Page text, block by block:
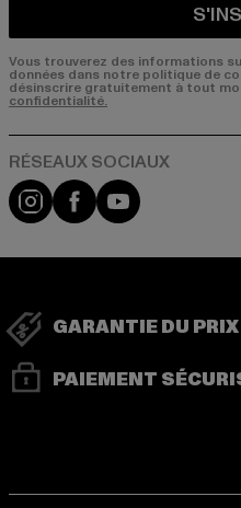
Vous trouverez des informations
données dans notre politique de
désinscrire gratuitement à tout
confidentialité.
Visit our Instagram
Visit ourVisit our
GARANTIE DU
PAIEMENT